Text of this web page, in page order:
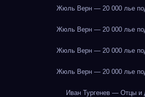
Жюль Верн — 20 000 лье
Жюль Верн — 20 000 лье
Жюль Верн — 20 000 лье
Жюль Верн — 20 000 лье
Иван Тургенев — Отцы и